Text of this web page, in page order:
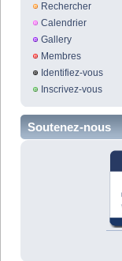
Rechercher
Calendrier
Gallery
Membres
Identifiez-vous
Inscrivez-vous
Soutenez-nous